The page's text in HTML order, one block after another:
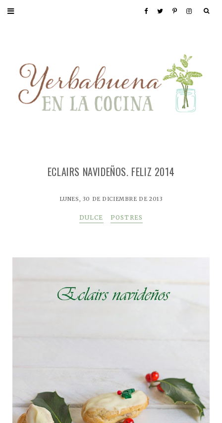
ECLAIRS NAVIDEÑOS. FELIZ 2014
LUNES, 30 DE DICIEMBRE DE 2013
DULCE POSTRES